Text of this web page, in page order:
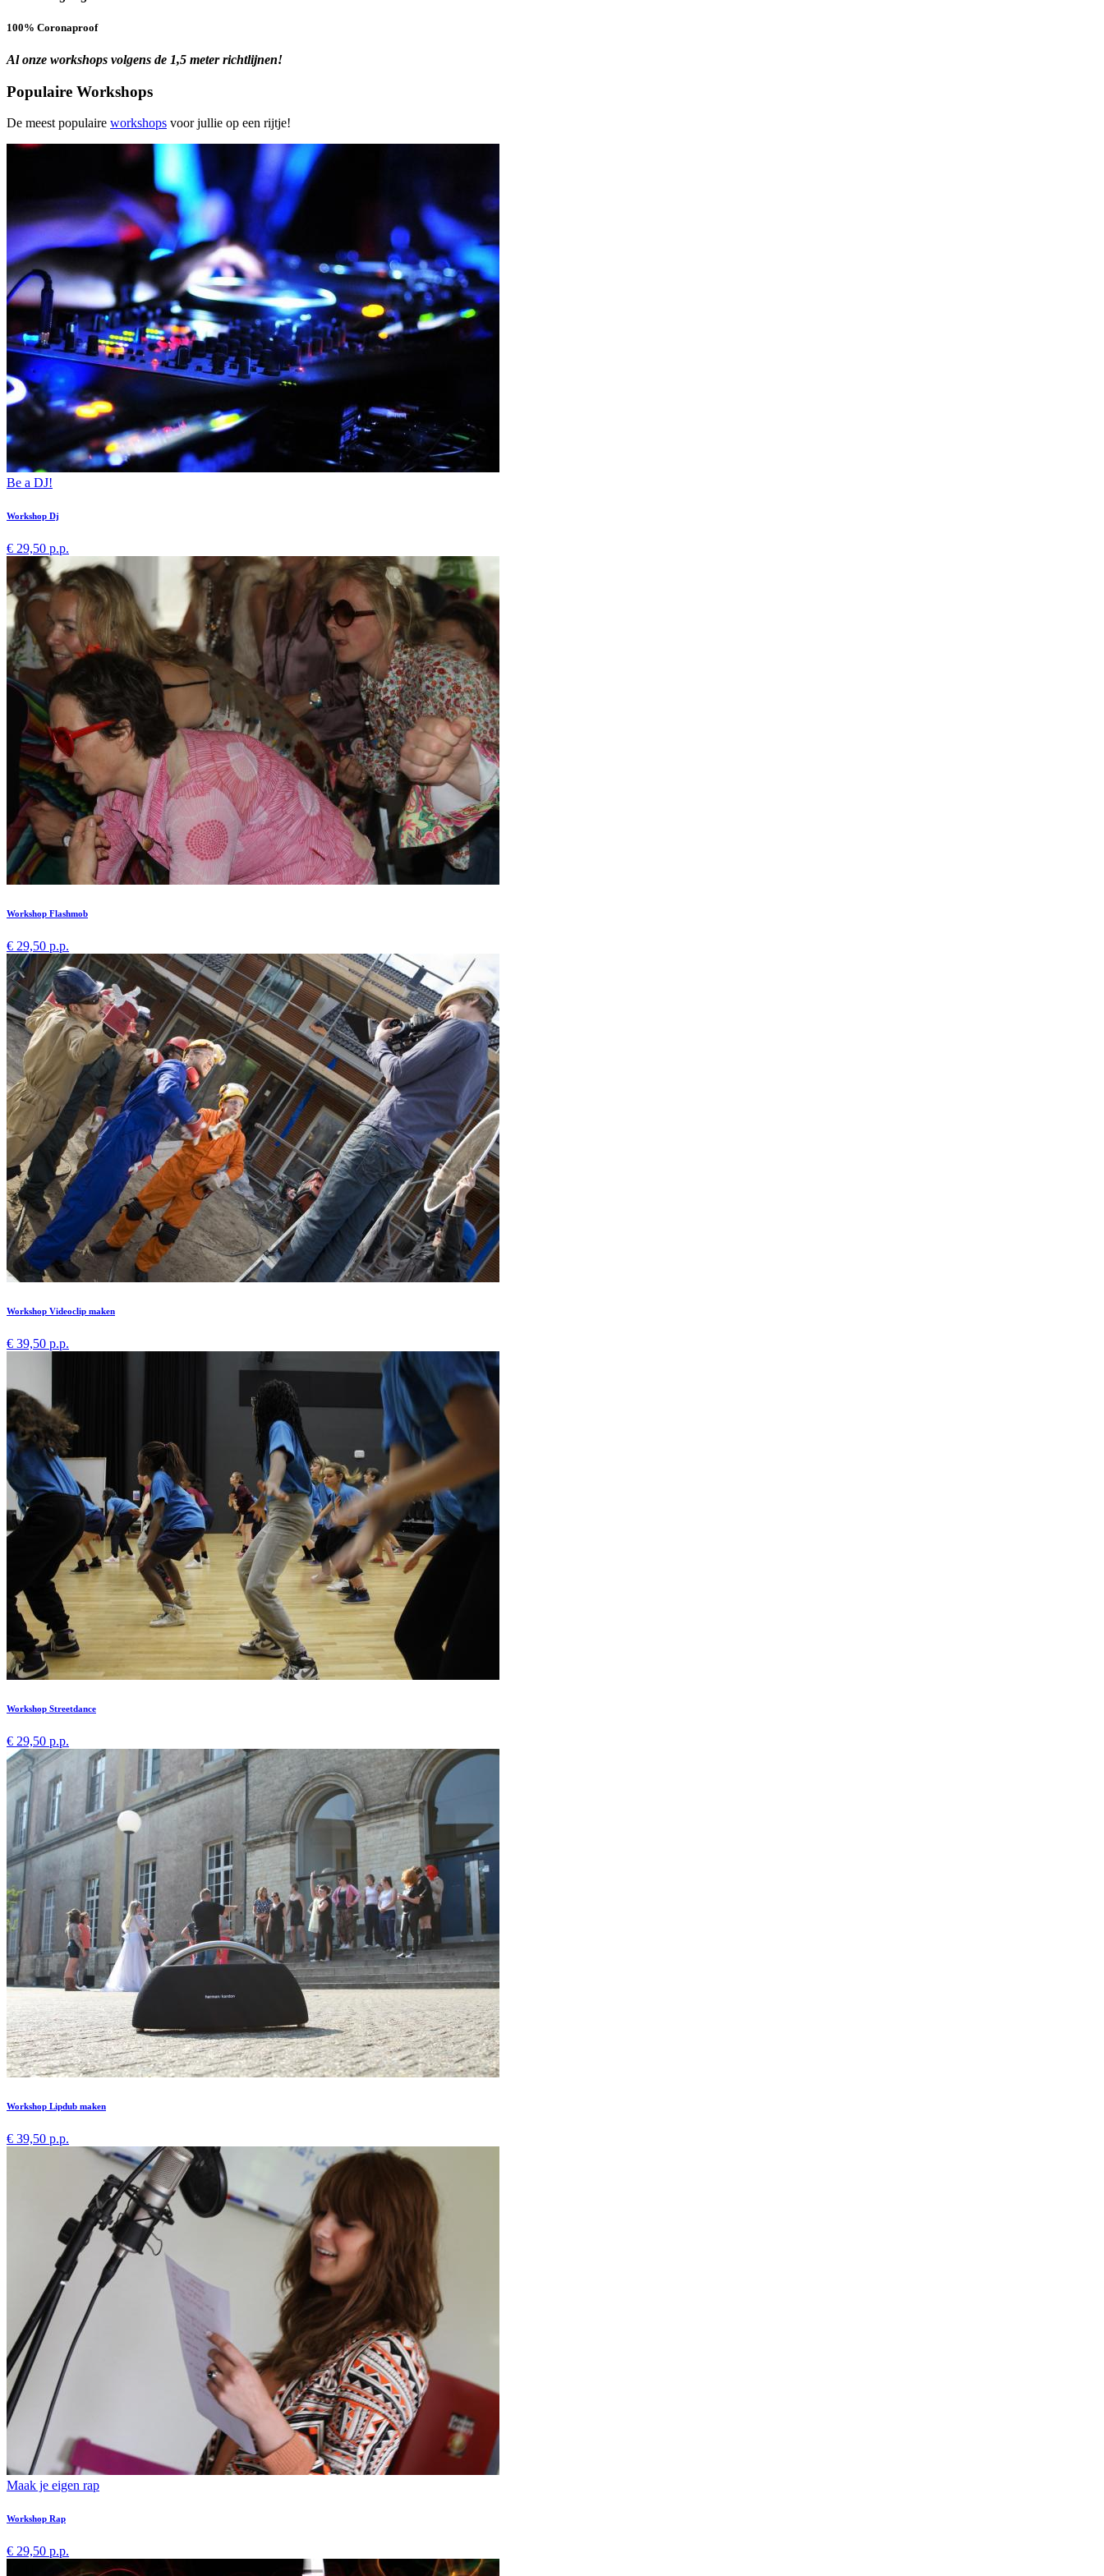
100% Coronaproof
Al onze workshops volgens de 1,5 meter richtlijnen!
Populaire Workshops
De meest populaire workshops voor jullie op een rijtje!
Be a DJ!
Workshop Dj
€ 29,50 p.p.
Workshop Flashmob
€ 29,50 p.p.
Workshop Videoclip maken
€ 39,50 p.p.
Workshop Streetdance
€ 29,50 p.p.
Workshop Lipdub maken
€ 39,50 p.p.
Maak je eigen rap
Workshop Rap
€ 29,50 p.p.